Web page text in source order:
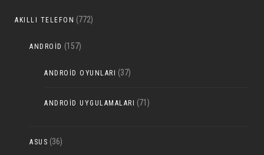
AKILLI TELEFON (772)
ANDROID (157)
ANDROID OYUNLARI (37)
ANDROID UYGULAMALARI (71)
ASUS (36)